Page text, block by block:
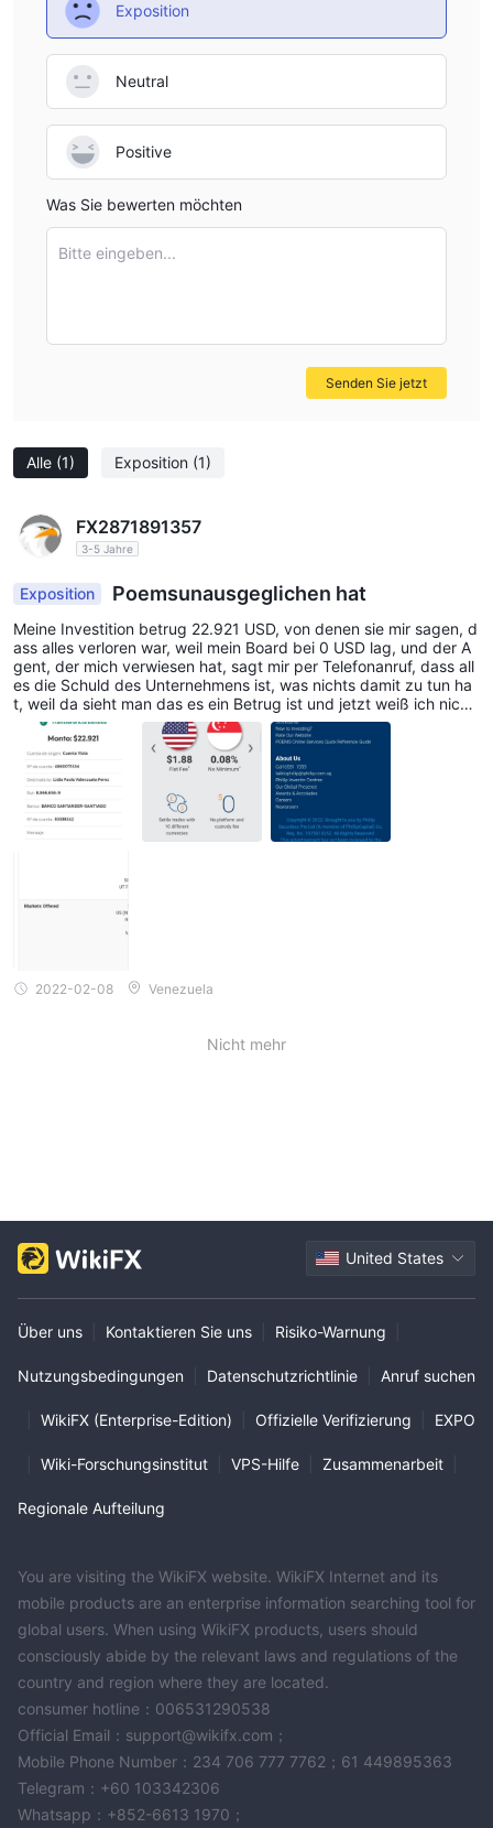
Alle (1) Exposition (1)
FX2871891357
3-5 Jahre
Exposition Poemsunausgeglichen hat
Meine Investition betrug 22.921 USD, von denen sie mir sagen, d
ass alles verloren war, weil mein Board bei 0 USD lag, und der A
gent, der mich verwiesen hat, sagt mir per Telefonanruf, dass all
es die Schuld des Unternehmens ist, was nichts damit zu tun ha
t, weil da sieht man das es ein Betrug ist und jetzt weiß ich nicht
wer das reklamieren soll
2022-02-08 Venezuela
Nicht mehr
Exposition
Neutral
Positive
Was Sie bewerten möchten
Bitte eingeben...
Senden Sie jetzt
United States
Über uns Kontaktieren Sie uns Risiko-Warnung
Nutzungsbedingungen Datenschutzrichtlinie Anruf suchen
WikiFX (Enterprise-Edition) Offizielle Verifizierung EXPO
Wiki-Forschungsinstitut VPS-Hilfe Zusammenarbeit
Regionale Aufteilung
You are visiting the WikiFX website. WikiFX Internet and its
mobile products are an enterprise information searching tool for
global users. When using WikiFX products, users should
consciously abide by the relevant laws and regulations of the
country and region where they are located.
consumer hotline：006531290538
Official Email：support@wikifx.com；
Mobile Phone Number：234 706 777 7762；61 449895363
Telegram：+60 103342306
Whatsapp：+852-6613 1970；